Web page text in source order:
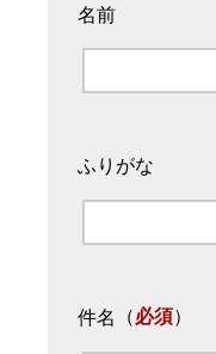
名前
ふりがな
件名 （必須）